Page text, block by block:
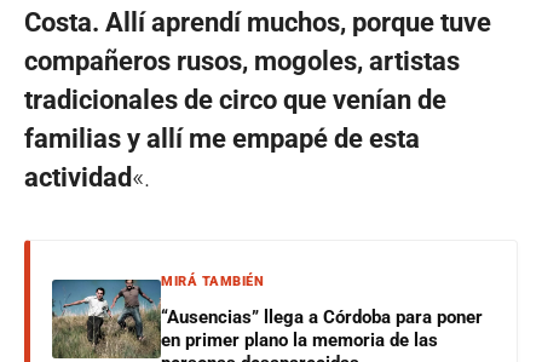
Costa. Allí aprendí muchos, porque tuve
compañeros rusos, mogoles, artistas
tradicionales de circo que venían de
familias y allí me empapé de esta
actividad«.
MIRÁ TAMBIÉN
“Ausencias” llega a Córdoba para poner
en primer plano la memoria de las